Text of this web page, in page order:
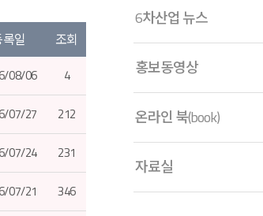
6차산업 뉴스
홍보동영상
온라인 북(book)
자료실
일 조회
08/06 4
07/27 212
07/24 231
07/21 346